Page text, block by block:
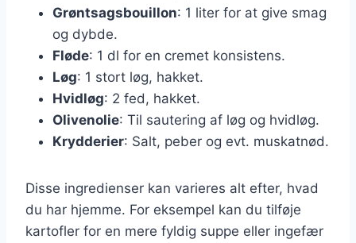
Grøntsagsbouillon: 1 liter for at give smag
og dybde.
Fløde: 1 dl for en cremet konsistens.
Løg: 1 stort løg, hakket.
Hvidløg: 2 fed, hakket.
Olivenolie: Til sautering af løg og hvidløg.
Krydderier: Salt, peber og evt. muskatnød.
Disse ingredienser kan varieres alt efter, hvad
du har hjemme. For eksempel kan du tilføje
kartofler for en mere fyldig suppe eller ingefær